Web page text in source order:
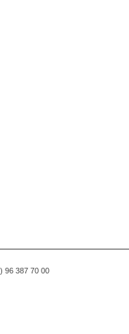
96 387 70 00